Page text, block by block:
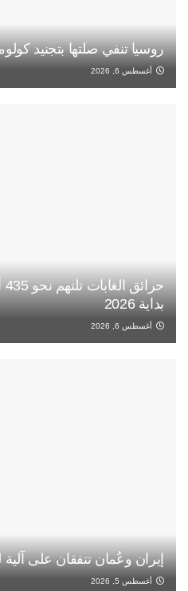
روسيا تنفي صلتها بتجنيد
أغسطس 6, 2026
بداية 2026
أغسطس 6, 2026
إيران وعُمان تتفقان على
أغسطس 5, 2026